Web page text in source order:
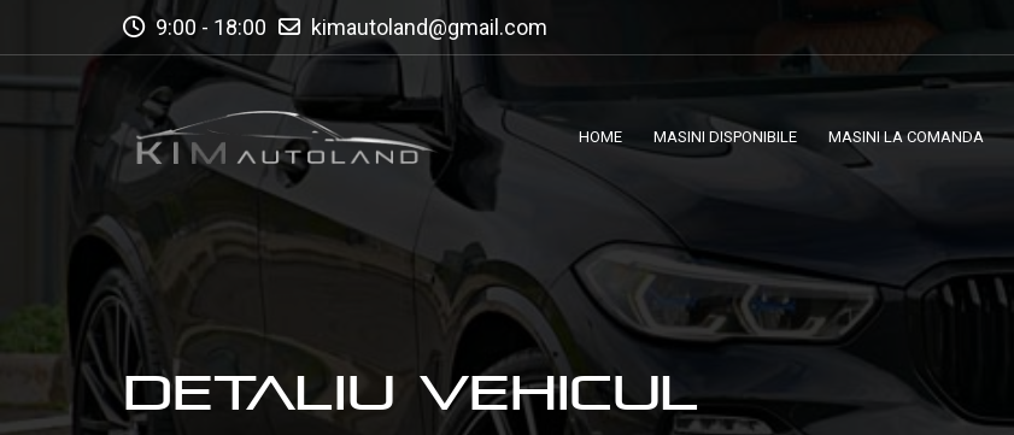
9:00 - 18:00 kimautoland@gmail.com
HOME MASINI DISPONIBILE MASINI LA COMANDA
DETALIU VEHICUL